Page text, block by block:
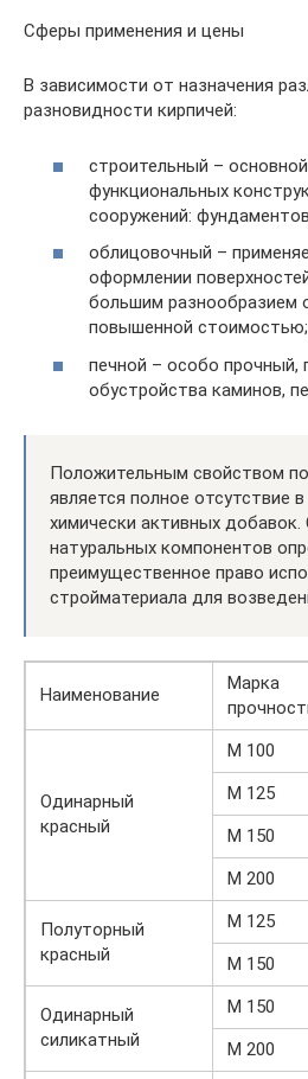
Сферы применения и цены
В зависимости от назначения
разновидности кирпичей:
строительный –
функциональных
сооружений:
облицовочный –
оформлении
большим разнообразием
повышенной стоимостью;
печной – особо прочный,
обустройства каминов,
Положительным свойством
является полное отсутствие
химически активных
натуральных компонентов
преимущественное право
стройматериала для
Наименование
Марка
Одинарный
красный
М 100
М 125
М 150
М 200
Полуторный
красный
М 125
М 150
Одинарный
силикатный
М 150
М 200